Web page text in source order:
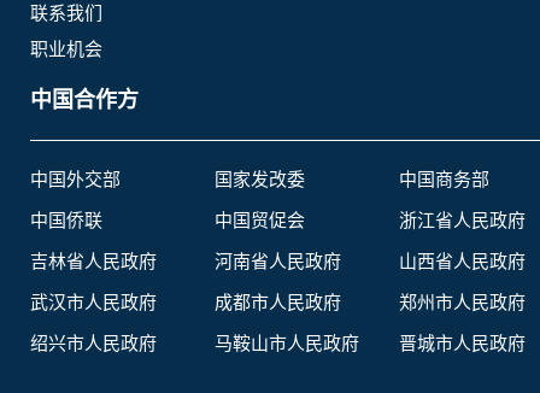
联系我们
职业机会
中国合作方
中国外交部 国家发改委
中国商务部
中国侨联
中国贸促会
浙江省人民政府
吉林省人民政府
河南省人民政府
山西省人民政府
武汉市人民政府
成都市人民政府
郑州市人民政府
绍兴市人民政府
马鞍山市人民政府 晋城市人民政府